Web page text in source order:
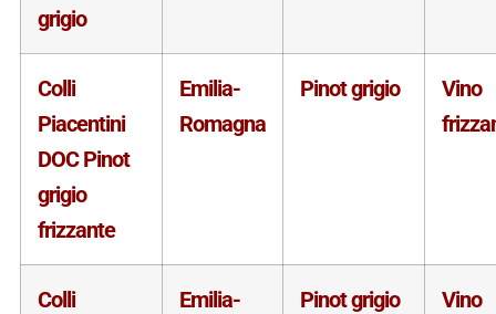
grigio
Colli
Piacentini
DOC Pinot
grigio
frizzante
Emilia-
Romagna
Pinot grigio
Vino
Colli
Emilia-
Pinot grigio
Vino